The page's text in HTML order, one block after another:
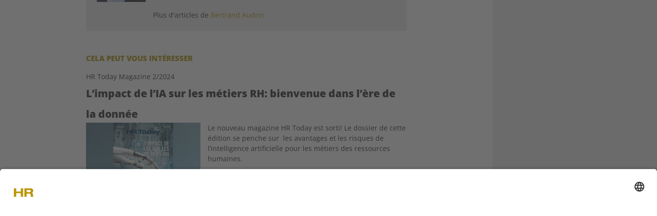
Plus d'articles de Bertrand Audrin
CELA PEUT VOUS INTÉRESSER
HR Today Magazine 2/2024
L’impact de l’IA sur les métiers RH: bienvenue dans l’ère de
la donnée
Le nouveau magazine HR Today est sorti! Le dossier de cette
édition se penche sur les avantages et les risques de
l’intelligence artificielle pour les métiers des ressources
humaines.